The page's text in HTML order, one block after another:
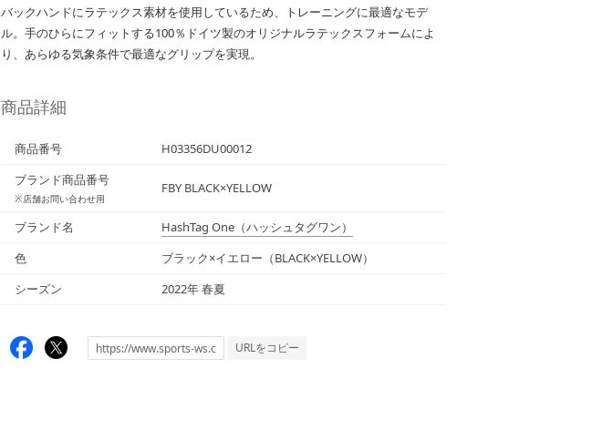
バックハンドにラテックス素材を使用しているため、トレーニングに最適なモデ
ル。手のひらにフィットする100％ドイツ製のオリジナルラテックスフォームによ
り、あらゆる気象条件で最適なグリップを実現。
商品詳細
商品番号
H03356DU00012
ブランド商品番号
※店舗お問い合わせ用
FBY BLACK×YELLOW
ブランド名 HashTag One （ハッシュタグワン）
色
ブラック×イエロー（BLACK×YELLOW）
シーズン
2022年 春夏
URLをコピー